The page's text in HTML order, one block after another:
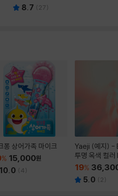
8.7 ( 27)
퐁 상어가족 마이크
% 15,000원
10.0 (4)
Yaeji (예지) -
투명 옥색 컬
19%
5.0 ( 2)